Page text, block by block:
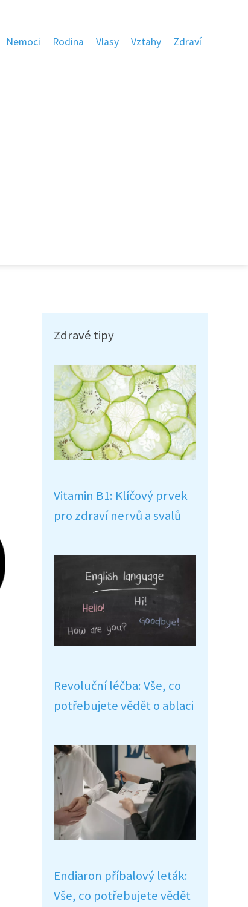
Nemoci Rodina Vlasy Vztahy Zdraví
Zdravé tipy
Vitamin B1: Klíčový prvek
pro zdraví nervů a svalů
Revoluční léčba: Vše, co
potřebujete vědět o ablaci
Endiaron příbalový leták:
Vše, co potřebujete vědět